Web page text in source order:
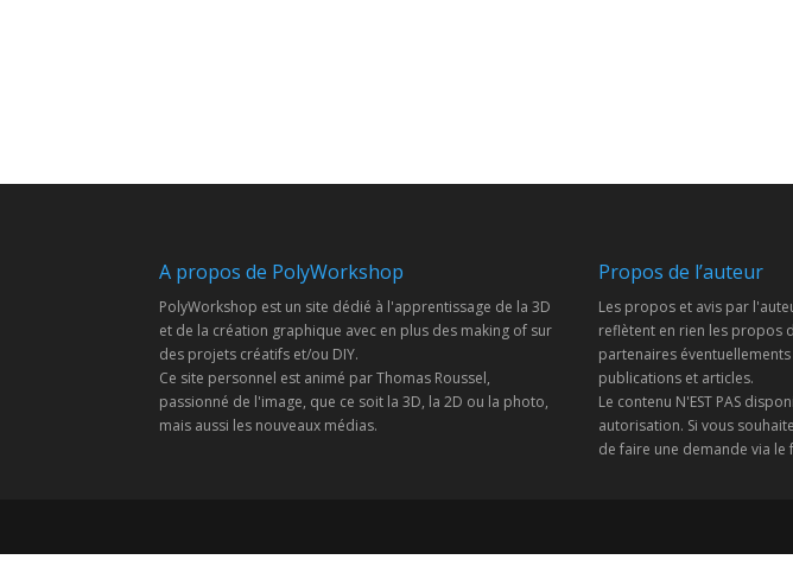
A propos de PolyWorkshop
PolyWorkshop est un site dédié à l'apprentissage de la 3D
et de la création graphique avec en plus des making of sur
des projets créatifs et/ou DIY.
Ce site personnel est animé par Thomas Roussel,
passionné de l'image, que ce soit la 3D, la 2D ou la photo,
mais aussi les nouveaux médias.
Propos de l’auteur
Les propos et avis par
reflètent en rien les propos
partenaires
publications et articles.
Le contenu N'EST PAS
autorisation. Si vous
de faire une demande via le